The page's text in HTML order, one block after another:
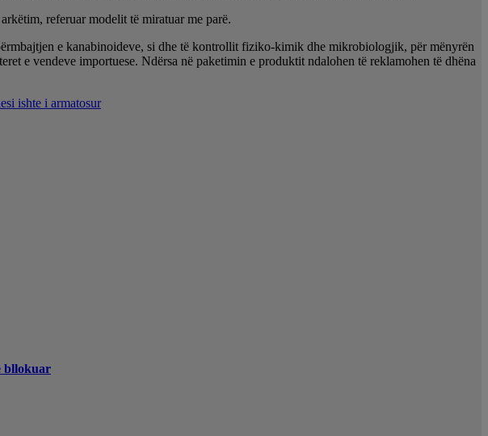
referuar modelit të miratuar me parë.
e kanabinoideve, si dhe të kontrollit fiziko-kimik dhe mikrobiologjik, për mënyrën
e vendeve importuese. Ndërsa në paketimin e produktit ndalohen të reklamohen të dhëna
ishte i armatosur
bllokuar